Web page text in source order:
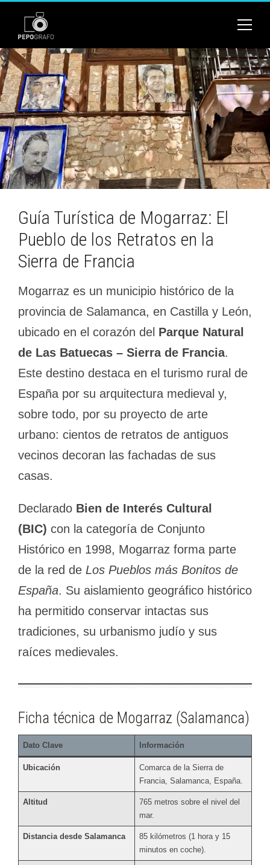
Guía Turística de Mogarraz: El
Pueblo de los Retratos en la
Sierra de Francia
Mogarraz es un municipio histórico de la
provincia de Salamanca, en Castilla y León,
ubicado en el corazón del Parque Natural
de Las Batuecas – Sierra de Francia.
Este destino destaca en el turismo rural de
España por su arquitectura medieval y,
sobre todo, por su proyecto de arte
urbano: cientos de retratos de antiguos
vecinos decoran las fachadas de sus
casas.
Declarado Bien de Interés Cultural
(BIC) con la categoría de Conjunto
Histórico en 1998, Mogarraz forma parte
de la red de Los Pueblos más Bonitos de
España. Su aislamiento geográfico histórico
ha permitido conservar intactas sus
tradiciones, su urbanismo judío y sus
raíces medievales.
Ficha técnica de Mogarraz (Salamanca)
Dato Clave Información
Ubicación
Comarca de la Sierra de
Francia, Salamanca, España.
Altitud
765 metros sobre el nivel del
mar.
Distancia desde Salamanca
85 kilómetros (1 hora y 15
minutos en coche).